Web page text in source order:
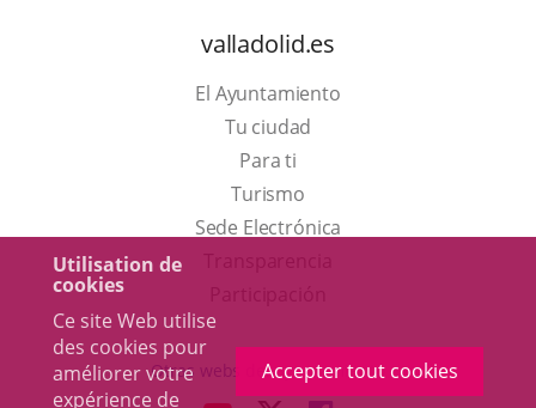
Utilisation de
cookies
Ce site Web utilise
des cookies pour
améliorer votre
expérience de
Accepter tout cookies
valladolid.es
El Ayuntamiento
Tu ciudad
Para ti
TurismoEste
enlace
una
ventana
Sede Electrónica
externa.
Otras webs del ayuntamiento